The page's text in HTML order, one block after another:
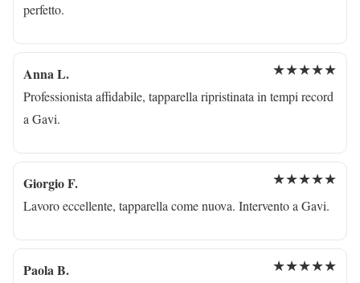
perfetto.
Anna L. ★★★★★
Professionista affidabile, tapparella ripristinata in tempi record
a Gavi.
Giorgio F. ★★★★★
Lavoro eccellente, tapparella come nuova. Intervento a Gavi.
Paola B. ★★★★★